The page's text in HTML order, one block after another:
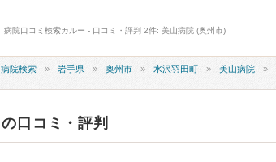
病院口コミ検索カルー - 口コミ・評判 2件: 美山病院 (奥州市)
病院検索 岩手県 奥州市 水沢羽田町 美山病院
の口コミ・評判